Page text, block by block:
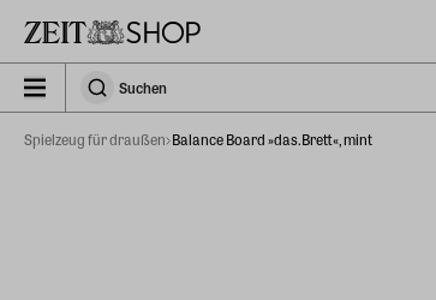
zeit_storefront.components.search.collapsed
SuchenSuchen
Spielzeug für draußen Balance Board »das.Brett«, mint